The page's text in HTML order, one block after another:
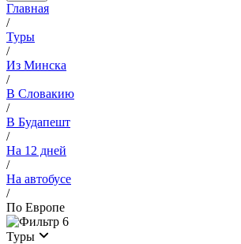
Главная
/
Туры
/
Из Минска
/
В Словакию
/
В Будапешт
/
На 12 дней
/
На автобусе
/
По Европе
6
Туры